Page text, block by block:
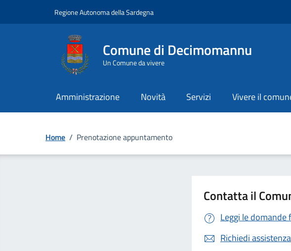
Regione Autonoma della Sardegna
Comune di Decimomannu
Un Comune da vivere
Amministrazione Novità Servizi Vivere il
Home / Prenotazione appuntamento
Contatta il
Leggi le domande
Richiedi assistenza